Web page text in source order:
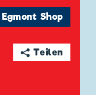
Shop
➦ Teilen